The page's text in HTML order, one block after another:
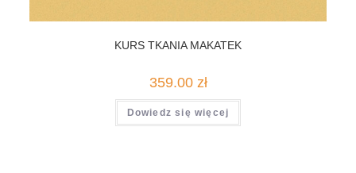
KURS TKANIA MAKATEK
359.00 zł
Dowiedz się więcej